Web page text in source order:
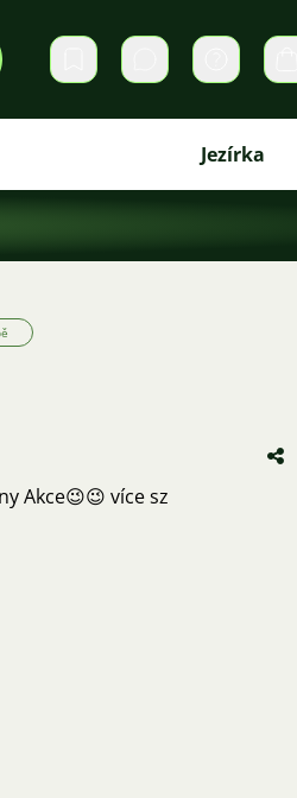
Soukromé zprávy
Jezírka
Akce😉😉 více sz